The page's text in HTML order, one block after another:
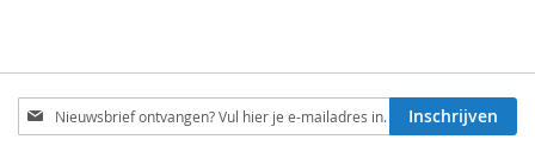
Schrijf
je
Inschrijven